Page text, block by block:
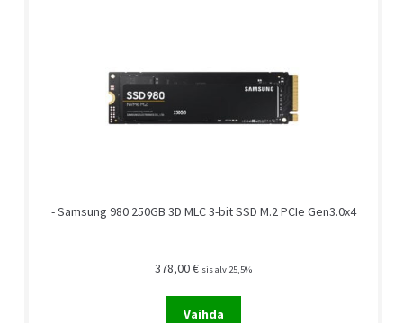
- Samsung 980 250GB 3D MLC 3-bit SSD M.2 PCIe Gen3.0x4
378,00€ sis alv 25,5%
Vaihda